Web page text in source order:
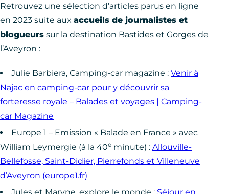
Retrouvez une sélection d’articles parus en ligne
en 2023 suite aux accueils de journalistes et
blogueurs sur la destination Bastides et Gorges de
l’Aveyron :
Julie Barbiera, Camping-car magazine : Venir à
Najac en camping-car pour y découvrir sa
forteresse royale – Balades et voyages | Camping-
car Magazine
Europe 1 – Emission « Balade en France » avec
William Leymergie (à la 40e minute) : Allouville-
Bellefosse, Saint-Didier, Pierrefonds et Villeneuve
d’Aveyron (europe1.fr)